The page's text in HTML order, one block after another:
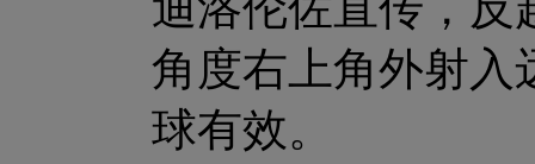
角度右上角外射入
球有效。